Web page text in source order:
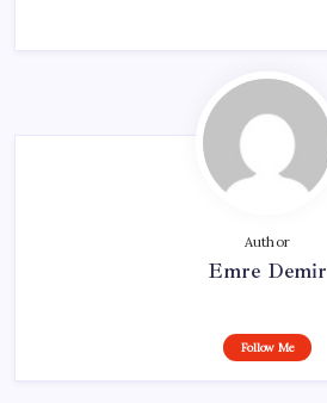
Author
Emre Demir
Follow Me